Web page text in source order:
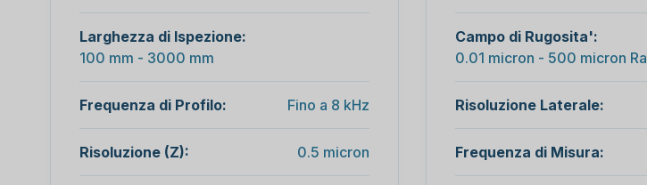
Larghezza di Ispezione:
100 mm - 3000 mm
Frequenza di Profilo: Fino a 8 kHz
Risoluzione (Z): 0.5 micron
Campo di Rugosita':
0.01 micron - 500 micron Ra
Risoluzione Laterale:
Frequenza di Misura: